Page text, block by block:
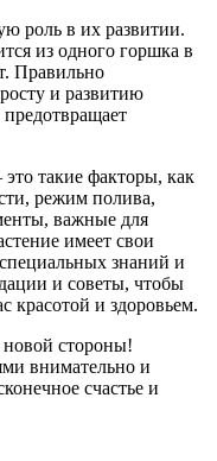
роль в их развитии.
из одного горшка в
Правильно
и развитию
такие факторы, как
режим полива,
важные для
имеет свои
знаний и
и советы, чтобы
красотой и здоровьем.
новой стороны!
внимательно и
счастье и